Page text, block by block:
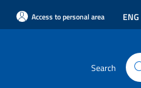
Access to personal area ENG
Search